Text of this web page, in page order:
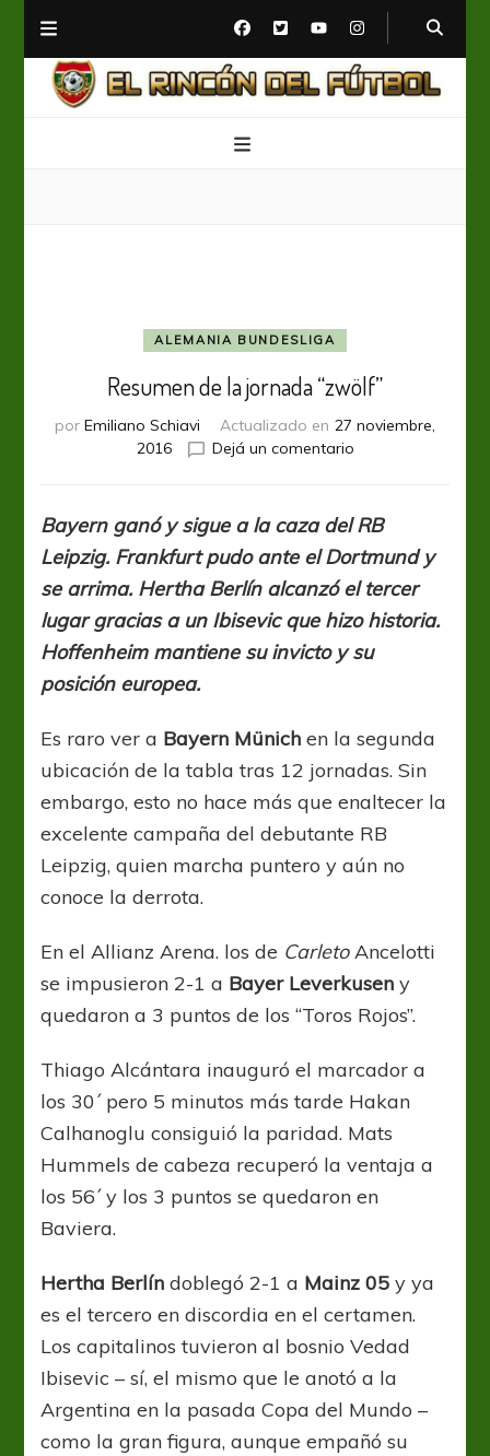
ALEMANIA BUNDESLIGA
Resumen de la jornada “zwölf”
por Emiliano Schiavi Actualizado en 27 noviembre,
2016
Dejá un comentarioen
la
jornada
“zwölf”
Bayern ganó y sigue a la caza del RB
Leipzig. Frankfurt pudo ante el Dortmund y
se arrima. Hertha Berlín alcanzó el tercer
lugar gracias a un Ibisevic que hizo historia.
Hoffenheim mantiene su invicto y su
posición europea.
Es raro ver a Bayern Münich en la segunda
ubicación de la tabla tras 12 jornadas. Sin
embargo, esto no hace más que enaltecer la
excelente campaña del debutante RB
Leipzig, quien marcha puntero y aún no
conoce la derrota.
En el Allianz Arena. los de CarletoAncelotti
se impusieron 2-1 a Bayer Leverkusen y
quedaron a 3 puntos de los “Toros Rojos”.
Thiago Alcántara inauguró el marcador a
los 30´ pero 5 minutos más tarde Hakan
Calhanoglu consiguió la paridad. Mats
Hummels de cabeza recuperó la ventaja a
los 56´ y los 3 puntos se quedaron en
Baviera.
Hertha Berlín doblegó 2-1 a Mainz 05 y ya
es el tercero en discordia en el certamen.
Los capitalinos tuvieron al bosnio Vedad
Ibisevic – sí, el mismo que le anotó a la
Argentina en la pasada Copa del Mundo –
como la gran figura, aunque empañó su